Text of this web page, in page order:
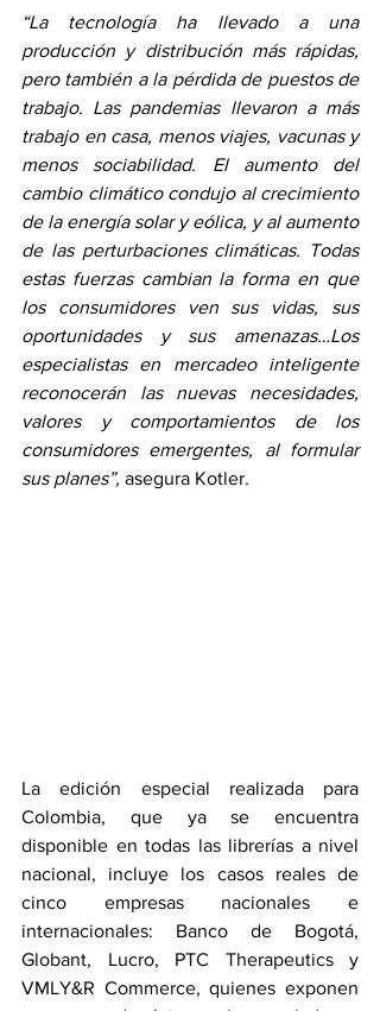
“La tecnología ha llevado a una
producción y distribución más rápidas,
pero también a la pérdida de puestos de
trabajo. Las pandemias llevaron a más
trabajo en casa, menos viajes, vacunas y
menos sociabilidad. El aumento del
cambio climático condujo al crecimiento
de la energía solar y eólica, y al aumento
de las perturbaciones climáticas. Todas
estas fuerzas cambian la forma en que
los consumidores ven sus vidas, sus
oportunidades y sus amenazas…Los
especialistas en mercadeo inteligente
reconocerán las nuevas necesidades,
valores y comportamientos de los
consumidores emergentes, al formular
sus planes”, asegura Kotler.
La edición especial realizada para
Colombia, que ya se encuentra
disponible en todas las librerías a nivel
nacional, incluye los casos reales de
cinco empresas nacionales e
internacionales: Banco de Bogotá,
Globant, Lucro, PTC Therapeutics y
VMLY&R Commerce, quienes exponen